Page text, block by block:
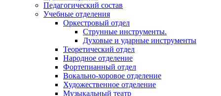
Педагогический состав
Учебные отделения
Оркестровый отдел
Струнные инструменты.
Духовые и ударные инструменты
Теоретический отдел
Народное отделение
Фортепианный отдел
Вокально-хоровое отделение
Художественное отделение
Музыкальный театр